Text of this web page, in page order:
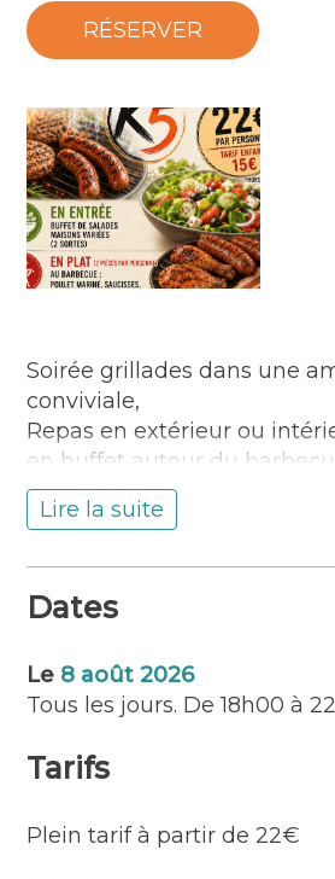
RÉSERVER
Soirée grillades dans une
conviviale,
Repas en extérieur ou
en buffet autour du
Profitez de salades fraiches
minutes dans une
Lire la suite
Dates
Le 8 août 2026
Tous les jours. De 18h00 à
Tarifs
Plein tarif à partir de 22€